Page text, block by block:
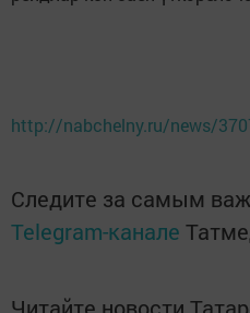
http://nabchelny.ru/news/
Следите за самым
Telegram-канале